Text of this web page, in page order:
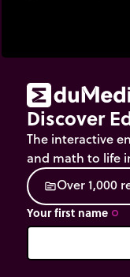
Discover
The interactive
and math to life
sourceOver1,000 r
Your first name trip_origin